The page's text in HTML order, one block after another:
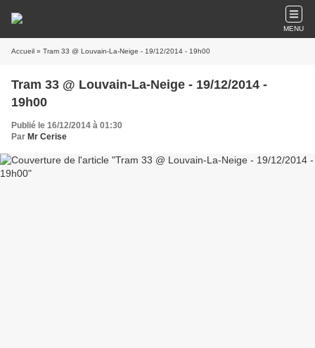
MENU
Accueil » Tram 33 @ Louvain-La-Neige - 19/12/2014 - 19h00
Tram 33 @ Louvain-La-Neige - 19/12/2014 -
19h00
Publié le 16/12/2014 à 01:30
Par Mr Cerise